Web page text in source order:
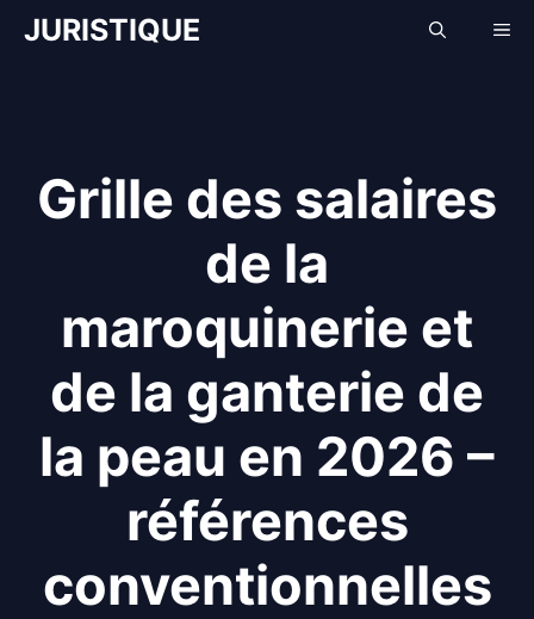
AllerJURISTIQUE
Grille des salaires
de la
maroquinerie et
de la ganterie de
la peau en 2026 –
références
conventionnelles